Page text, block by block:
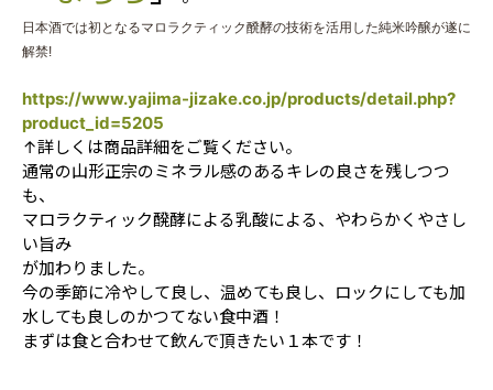
日本酒では初となるマロラクティック醗酵の技術を活用した純米吟醸が遂に
解禁!
https://www.yajima-jizake.co.jp/products/detail.php?
product_id=5205
↑詳しくは商品詳細をご覧ください。
通常の山形正宗のミネラル感のあるキレの良さを残しつつ
も、
マロラクティック醗酵による乳酸による、やわらかくやさし
い旨み
が加わりました。
今の季節に冷やして良し、温めても良し、ロックにしても加
水しても良しのかつてない食中酒！
まずは食と合わせて飲んで頂きたい１本です！